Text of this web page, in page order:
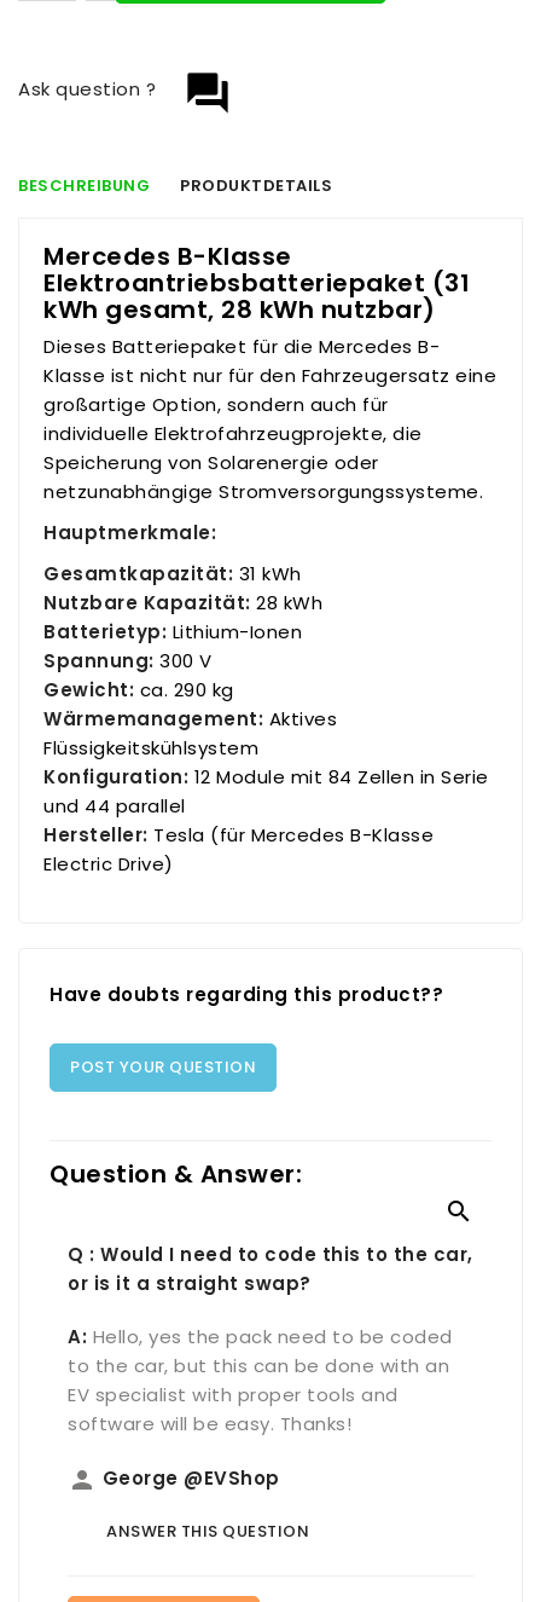
question_answer
Ask question ?
BESCHREIBUNG PRODUKTDETAILS
Mercedes B-Klasse
Elektroantriebsbatteriepaket (31
kWh gesamt, 28 kWh nutzbar)
Dieses Batteriepaket für die Mercedes B-
Klasse ist nicht nur für den Fahrzeugersatz eine
großartige Option, sondern auch für
individuelle Elektrofahrzeugprojekte, die
Speicherung von Solarenergie oder
netzunabhängige Stromversorgungssysteme.
Hauptmerkmale:
Gesamtkapazität: 31 kWh
Nutzbare Kapazität: 28 kWh
Batterietyp: Lithium-Ionen
Spannung: 300 V
Gewicht: ca. 290 kg
Wärmemanagement: Aktives
Flüssigkeitskühlsystem
Konfiguration: 12 Module mit 84 Zellen in Serie
und 44 parallel
Hersteller: Tesla (für Mercedes B-Klasse
Electric Drive)
Have doubts regarding this product??
POST YOUR QUESTION
Question & Answer:

Q : Would I need to code this to the car,
or is it a straight swap?
A: Hello, yes the pack need to be coded
to the car, but this can be done with an
EV specialist with proper tools and
software will be easy. Thanks!
person George @EVShop
ANSWER THIS QUESTION